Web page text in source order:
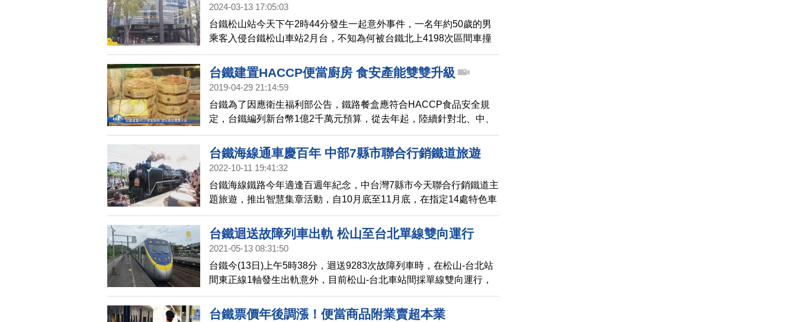
誤
2024-03-13 17:05:03
台鐵松山站今天下午2時44分發生一起意外事件，一名年約50歲的男
乘客入侵台鐵松山車站2月台，不知為何被台鐵北上4198次區間車撞
上。松山與南港間暫時改為東正線單雙向線行車。
台鐵建置HACCP便當廚房 食安產能雙雙升級
2019-04-29 21:14:59
台鐵為了因應衛生福利部公告，鐵路餐盒應符合HACCP食品安全規
定，台鐵編列新台幣1億2千萬元預算，從去年起，陸續針對北、中、
南、東6個車站的餐務室進行軟、硬體更新，除了讓民眾吃得更安心，
便當產量也大幅提升。
台鐵海線通車慶百年 中部7縣市聯合行銷鐵道旅遊
2022-10-11 19:41:32
台鐵海線鐵路今年適逢百週年紀念，中台灣7縣市今天聯合行銷鐵道主
題旅遊，推出智慧集章活動，自10月底至11月底，在指定14處特色車
站集滿其中4個章，即可參加抽獎。
台鐵迴送故障列車出軌 松山至台北單線雙向運行
2021-05-13 08:31:50
台鐵今(13日)上午5時38分，迴送9283次故障列車時，在松山-台北站
間東正線1軸發生出軌意外，目前松山-台北車站間採單線雙向運行，
列車有延誤情形，預計8時30分恢復。請趕時間乘客改搭其他交通運
具。
台鐵票價年後調漲！便當商品附業賣超本業